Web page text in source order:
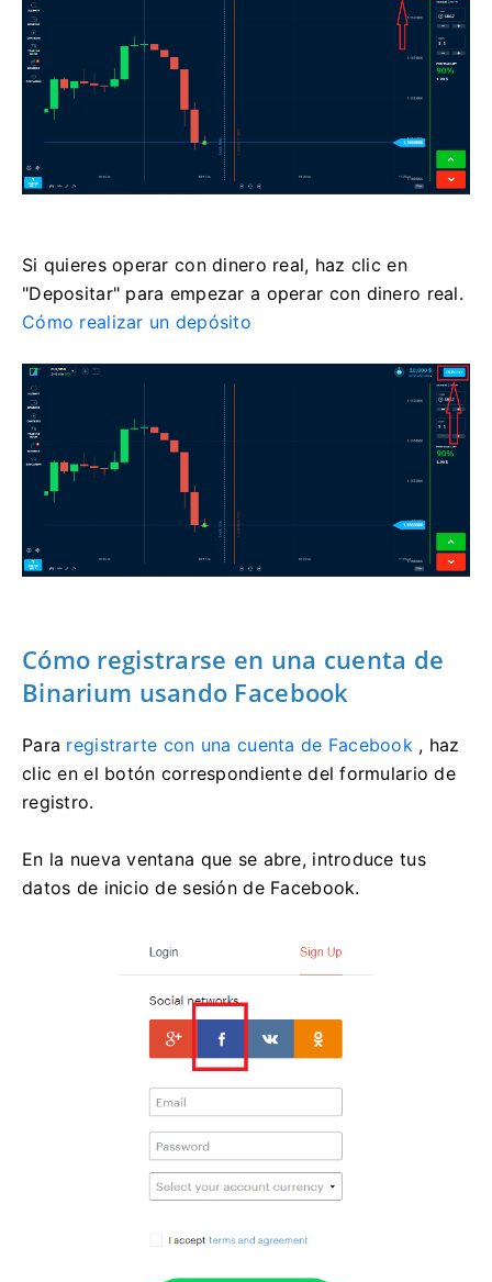
Si quieres operar con dinero real, haz clic en
"Depositar" para empezar a operar con dinero real.
Cómo realizar un depósito
Cómo registrarse en una cuenta de
Binarium usando Facebook
Para registrarte con una cuenta de Facebook , haz
clic en el botón correspondiente del formulario de
registro.
En la nueva ventana que se abre, introduce tus
datos de inicio de sesión de Facebook.